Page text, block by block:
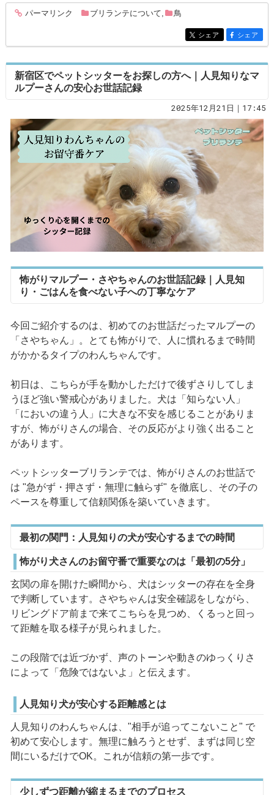
entry323
パーマリンク ブリランテについて 鳥
entry323
シェア entry323
シェア
新宿区でペットシッターをお探しの方へ｜人見知りなマ
ルプーさんの安心お世話記録
2025年12月21日｜17:45
怖がりマルプー・さやちゃんのお世話記録｜人見知
り・ごはんを食べない子への丁寧なケア
今回ご紹介するのは、初めてのお世話だったマルプーの
「さやちゃん」。とても怖がりで、人に慣れるまで時間
がかかるタイプのわんちゃんです。
初日は、こちらが手を動かしただけで後ずさりしてしま
うほど強い警戒心がありました。犬は「知らない人」
「においの違う人」に大きな不安を感じることがありま
すが、怖がりさんの場合、その反応がより強く出ること
があります。
ペットシッターブリランテでは、怖がりさんのお世話で
は "急がず・押さず・無理に触らず" を徹底し、その子の
ペースを尊重して信頼関係を築いていきます。
最初の関門：人見知りの犬が安心するまでの時間
怖がり犬さんのお留守番で重要なのは「最初の5分」
玄関の扉を開けた瞬間から、犬はシッターの存在を全身
で判断しています。さやちゃんは安全確認をしながら、
リビングドア前まで来てこちらを見つめ、くるっと回っ
て距離を取る様子が見られました。
この段階では近づかず、声のトーンや動きのゆっくりさ
によって「危険ではないよ」と伝えます。
人見知り犬が安心する距離感とは
人見知りのわんちゃんは、"相手が追ってこないこと" で
初めて安心します。無理に触ろうとせず、まずは同じ空
間にいるだけでOK。これが信頼の第一歩です。
少しずつ距離が縮まるまでのプロセス